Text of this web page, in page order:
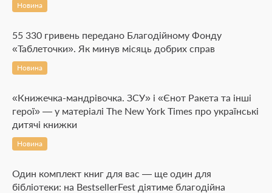
Новина
55 330 гривень передано Благодійному Фонду
«Таблеточки». Як минув місяць добрих справ
Новина
«Книжечка-мандрівочка. ЗСУ» і «Єнот Ракета та інші
герої» — у матеріалі The New York Times про українські
дитячі книжки
Новина
Один комплект книг для вас — ще один для
бібліотеки: на BestsellerFest діятиме благодійна